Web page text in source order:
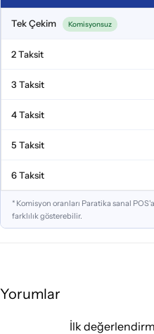
Tek Çekim Komisyonsuz
2 Taksit
3 Taksit
4 Taksit
5 Taksit
6 Taksit
* Komisyon oranları Paratika sanal
farklılık gösterebilir.
Yorumlar
İlk